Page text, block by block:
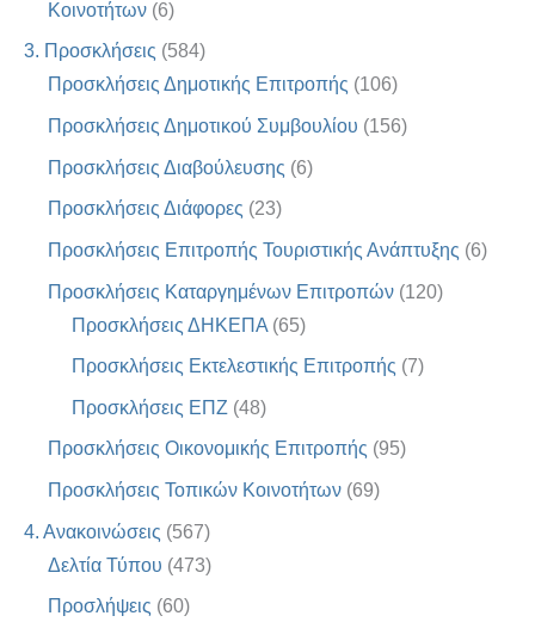
Κοινοτήτων (6)
3. Προσκλήσεις (584)
Προσκλήσεις Δημοτικής Επιτροπής (106)
Προσκλήσεις Δημοτικού Συμβουλίου (156)
Προσκλήσεις Διαβούλευσης (6)
Προσκλήσεις Διάφορες (23)
Προσκλήσεις Επιτροπής Τουριστικής Ανάπτυξης (6)
Προσκλήσεις Καταργημένων Επιτροπών (120)
Προσκλήσεις ΔΗΚΕΠΑ (65)
Προσκλήσεις Εκτελεστικής Επιτροπής (7)
Προσκλήσεις ΕΠΖ (48)
Προσκλήσεις Οικονομικής Επιτροπής (95)
Προσκλήσεις Τοπικών Κοινοτήτων (69)
4. Ανακοινώσεις (567)
Δελτία Τύπου (473)
Προσλήψεις (60)